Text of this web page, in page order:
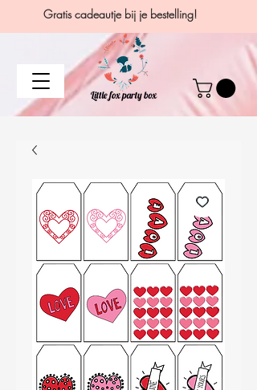
Gratis cadeautje bij je bestelling!